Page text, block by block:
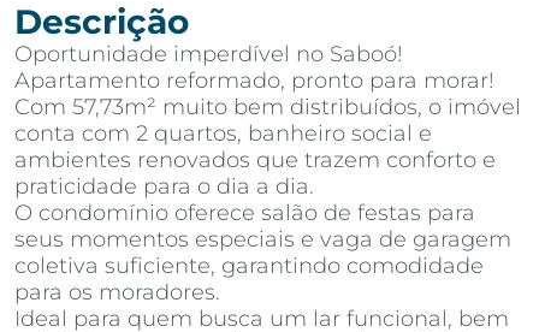
Descrição
Oportunidade imperdível no Saboó!
Apartamento reformado, pronto para morar!
Com 57,73m² muito bem distribuídos, o imóvel
conta com 2 quartos, banheiro social e
ambientes renovados que trazem conforto e
praticidade para o dia a dia.
O condomínio oferece salão de festas para
seus momentos especiais e vaga de garagem
coletiva suficiente, garantindo comodidade
para os moradores.
Ideal para quem busca um lar funcional, bem